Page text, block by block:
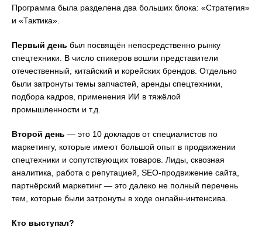
Программа была разделена два больших блока: «Стратегия»
и «Тактика».
Первый день был посвящён непосредственно рынку
спецтехники. В число спикеров вошли представители
отечественный, китайский и корейских брендов. Отдельно
были затронуты темы запчастей, аренды спецтехники,
подбора кадров, применения ИИ в тяжёлой
промышленности и т.д.
Второй день — это 10 докладов от специалистов по
маркетингу, которые имеют большой опыт в продвижении
спецтехники и сопутствующих товаров. Лиды, сквозная
аналитика, работа с репутацией, SEO-продвижение сайта,
партнёрский маркетинг — это далеко не полный перечень
тем, которые были затронуты в ходе онлайн-интенсива.
Кто выступал?